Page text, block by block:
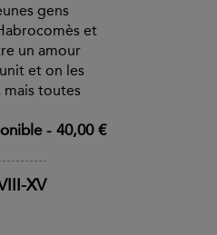
gens
et
un amour
et on les
toutes
- 40,00 €
XV